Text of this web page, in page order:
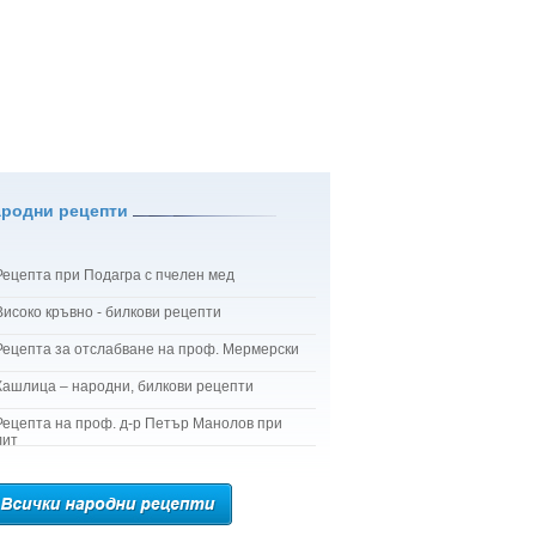
рецепти
при Подагра с пчелен мед
кръвно - билкови рецепти
за отслабване на проф. Мермерски
– народни, билкови рецепти
на проф. д-р Петър Манолов при